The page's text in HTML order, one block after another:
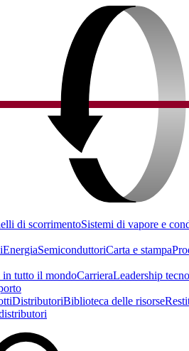
di scorrimentoSistemi di vapore e
EnergiaSemiconduttoriCarta e stampa
in tutto il mondoCarrieraLeadership
DistributoriBiblioteca delle risorse